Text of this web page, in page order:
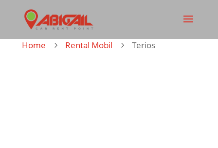
Home 5 Rental Mobil 5 Terios